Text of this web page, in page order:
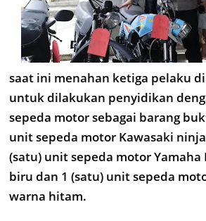
saat ini menahan ketiga pelaku
untuk dilakukan penyidikan
sepeda motor sebagai barang
unit sepeda motor Kawasaki
(satu) unit sepeda motor Yamaha
biru dan 1 (satu) unit sepeda
warna hitam.